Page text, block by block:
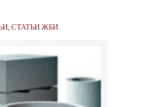
, СТАТЬИ ЖБИ